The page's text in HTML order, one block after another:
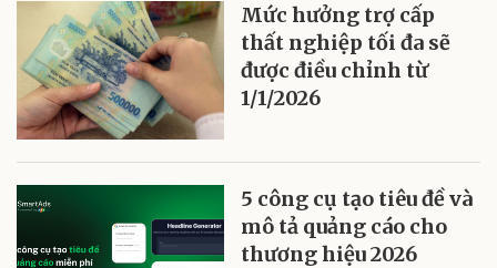
Mức hưởng trợ cấp
thất nghiệp tối đa sẽ
được điều chỉnh từ
1/1/2026
5 công cụ tạo tiêu đề và
mô tả quảng cáo cho
thương hiệu 2026